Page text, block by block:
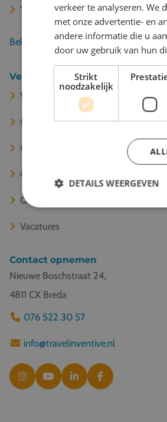
York
Bekijk alle 67 bestemmingen
Veel gelezen
Voor docenten
Over ons
Onze specialisten
Contact
Offerte aanvragen
Vacatures
Contact opnemen
Nieuwe Boschstraat 24,
4811 CX Breda
076 522 30 57
info@travelinventive.nl
verkeer te analyseren. We
met onze advertentie- en
andere informatie die u
door uw gebruik van hun
Strikt
noodzakelijk
DETAILS WEERGEVEN